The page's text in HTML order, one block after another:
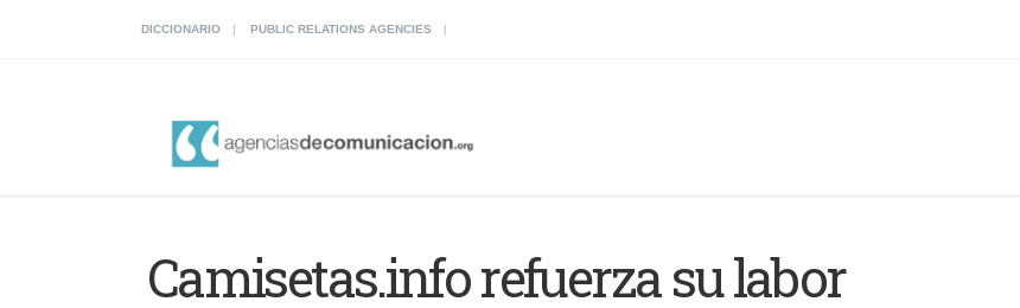
DICCIONARIO PUBLIC RELATIONS AGENCIES
Camisetas.info refuerza su labor